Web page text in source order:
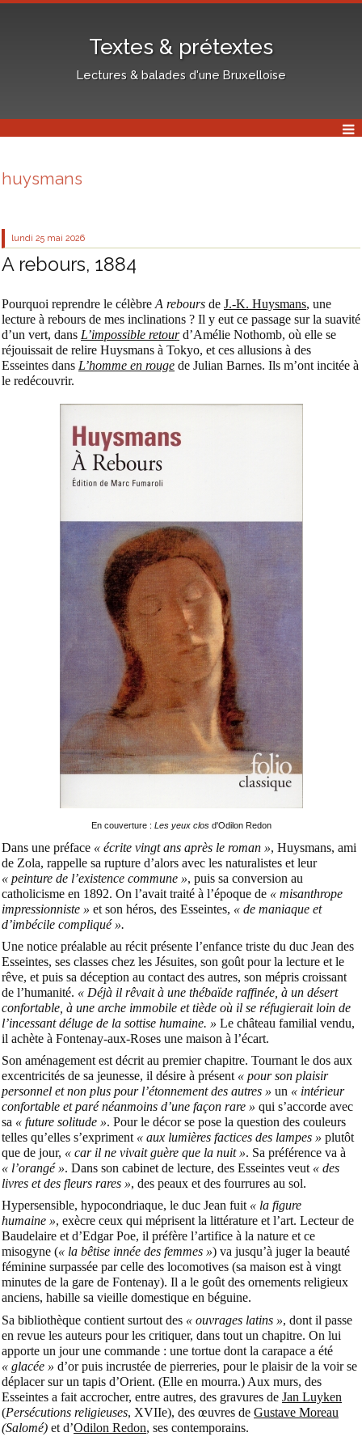
Textes & prétextes
Lectures & balades d'une Bruxelloise
huysmans
lundi 25 mai 2026
A rebours, 1884
Pourquoi reprendre le célèbre A rebours de J.-K. Huysmans, une
lecture à rebours de mes inclinations ? Il y eut ce passage sur la suavité
d’un vert, dans L’impossible retourd’Amélie Nothomb, où elle se
réjouissait de relire Huysmans à Tokyo, et ces allusions à des
Esseintes dans L’homme en rouge de Julian Barnes. Ils m’ont incitée à
le redécouvrir.
En couverture : Les yeux closd'Odilon Redon
Dans une préface « écrite vingt ans après le roman », Huysmans, ami
de Zola, rappelle sa rupture d’alors avec les naturalistes et leur
« peinture de l’existence commune », puis sa conversion au
catholicisme en 1892. On l’avait traité à l’époque de « misanthrope
impressionniste » et son héros, des Esseintes, « de maniaque et
d’imbécile compliqué ».
Une notice préalable au récit présente l’enfance triste du duc Jean des
Esseintes, ses classes chez les Jésuites, son goût pour la lecture et le
rêve, et puis sa déception au contact des autres, son mépris croissant
de l’humanité. « Déjà il rêvait à une thébaïde raffinée, à un désert
confortable, à une arche immobile et tiède où il se réfugierait loin de
l’incessant déluge de la sottise humaine. » Le château familial vendu,
il achète à Fontenay-aux-Roses une maison à l’écart.
Son aménagement est décrit au premier chapitre. Tournant le dos aux
excentricités de sa jeunesse, il désire à présent « pour son plaisir
personnel et non plus pour l’étonnement des autres » un « intérieur
confortable et paré néanmoins d’une façon rare » qui s’accorde avec
sa « future solitude ». Pour le décor se pose la question des couleurs
telles qu’elles s’expriment « aux lumières factices des lampes » plutôt
que de jour, « car il ne vivait guère que la nuit ». Sa préférence va à
« l’orangé ». Dans son cabinet de lecture, des Esseintes veut « des
livres et des fleurs rares », des peaux et des fourrures au sol.
Hypersensible, hypocondriaque, le duc Jean fuit « la figure
humaine », exècre ceux qui méprisent la littérature et l’art. Lecteur de
Baudelaire et d’Edgar Poe, il préfère l’artifice à la nature et ce
misogyne (« la bêtise innée des femmes ») va jusqu’à juger la beauté
féminine surpassée par celle des locomotives (sa maison est à vingt
minutes de la gare de Fontenay). Il a le goût des ornements religieux
anciens, habille sa vieille domestique en béguine.
Sa bibliothèque contient surtout des « ouvrages latins », dont il passe
en revue les auteurs pour les critiquer, dans tout un chapitre. On lui
apporte un jour une commande : une tortue dont la carapace a été
« glacée » d’or puis incrustée de pierreries, pour le plaisir de la voir se
déplacer sur un tapis d’Orient. (Elle en mourra.) Aux murs, des
Esseintes a fait accrocher, entre autres, des gravures de Jan Luyken
(Persécutions religieuses, XVIIe), des œuvres de Gustave Moreau
(Salomé) et d’Odilon Redon, ses contemporains.